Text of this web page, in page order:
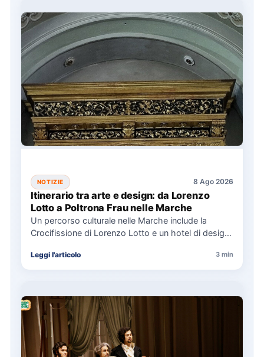
NOTIZIE 8 Ago 2026
Itinerario tra arte e design: da Lorenzo
Lotto a Poltrona Frau nelle Marche
Un percorso culturale nelle Marche include la
Crocifissione di Lorenzo Lotto e un hotel di design,
Leggi l'articolo 3 min